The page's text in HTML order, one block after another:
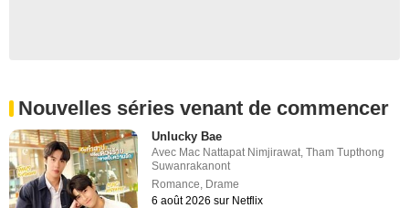
Nouvelles séries venant de commencer
Unlucky Bae
Avec Mac Nattapat Nimjirawat ,Tham Tupthong
Suwanrakanont
Romance Drame
6 août 2026 sur Netflix